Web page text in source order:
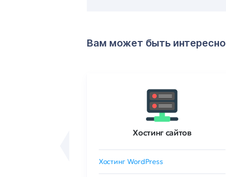
Вам может быть интересно
Хостинг сайтов
Хостинг WordPress